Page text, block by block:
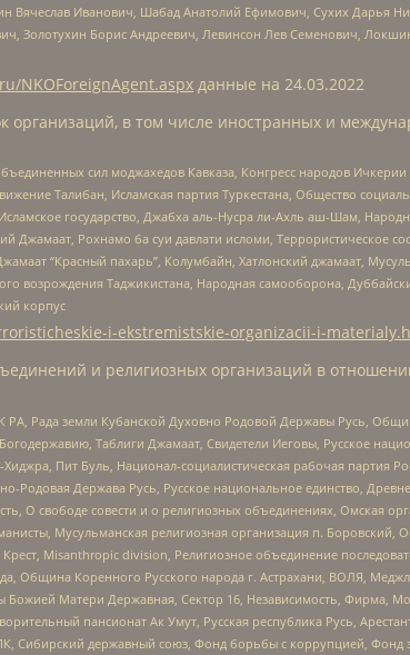
Вячеслав Иванович, Шабад Анатолий Ефимович, Сухих Дарья
Золотухин Борис Андреевич, Левинсон Лев Семенович,
NKOForeignAgent.aspx данные на 24.03.2022
в том числе иностранных и
сил моджахедов Кавказа, Конгресс народов Ичкерии
Талибан, Исламская партия Туркестана, Общество
государство, Джабха аль-Нусра ли-Ахль аш-Шам,
Джамаат, Рохнамо ба суи давлати исломи,
“Красный пахарь”, Колумбайн, Хатлонский джамаат,
возрождения Таджикистана, Народная самооборона,
корпус
i-ekstremistskie-organizacii-i-
и религиозных организаций в
РА, Рада земли Кубанской Духовно Родовой Державы Русь,
Таблиги Джамаат, Свидетели Иеговы, Русское
Пит Буль, Национал-социалистическая рабочая
Родовая Держава Русь, Русское национальное единство,
О свободе совести и о религиозных объединениях, Омская
Мусульманская религиозная организация п.
Misanthropic division, Религиозное объединение
Община Коренного Русского народа г. Астрахани, ВОЛЯ,
Божией Матери Державная, Сектор 16, Независимость, Фирма,
пансионат Ак Умут, Русская республика Русь,
Сибирский державный союз, Фонд борьбы с коррупцией, Фонд